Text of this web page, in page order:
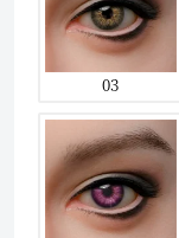
03